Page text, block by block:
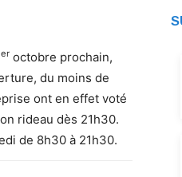
er octobre prochain,
du moins de
ont en effet voté
rideau dès 21h30.
de 8h30 à 21h30.